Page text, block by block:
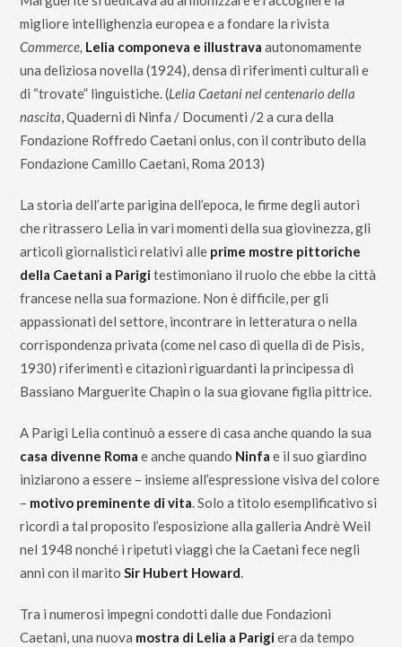
migliore intellighenzia europea e a fondare la rivista
Commerce, Lelia componeva e illustrava autonomamente
una deliziosa novella (1924), densa di riferimenti culturali e
di “trovate” linguistiche. (Lelia Caetani nel centenario della
nascita, Quaderni di Ninfa / Documenti /2 a cura della
Fondazione Roffredo Caetani onlus, con il contributo della
Fondazione Camillo Caetani, Roma 2013)
La storia dell’arte parigina dell’epoca, le firme degli autori
che ritrassero Lelia in vari momenti della sua giovinezza, gli
articoli giornalistici relativi alle prime mostre pittoriche
della Caetani a Parigitestimoniano il ruolo che ebbe la città
francese nella sua formazione. Non è difficile, per gli
appassionati del settore, incontrare in letteratura o nella
corrispondenza privata (come nel caso di quella di de Pisis,
1930) riferimenti e citazioni riguardanti la principessa di
Bassiano Marguerite Chapin o la sua giovane figlia pittrice.
A Parigi Lelia continuò a essere di casa anche quando la sua
casa divenne Roma e anche quando Ninfa e il suo giardino
iniziarono a essere – insieme all’espressione visiva del colore
– motivo preminente di vita. Solo a titolo esemplificativo si
ricordi a tal proposito l’esposizione alla galleria Andrè Weil
nel 1948 nonché i ripetuti viaggi che la Caetani fece negli
anni con il maritoSir Hubert Howard.
Tra i numerosi impegni condotti dalle due Fondazioni
Caetani, una nuova mostra di Lelia a Parigiera da tempo